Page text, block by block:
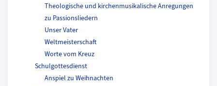
Theologische und kirchenmusikalische Anregungen
zu Passionsliedern
Unser Vater
Weltmeisterschaft
Worte vom Kreuz
Schulgottesdienst
Anspiel zu Weihnachten